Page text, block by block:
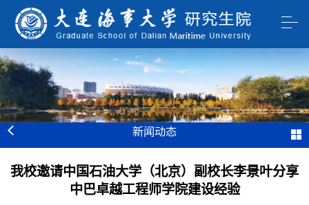
新闻动态
我校邀请中国石油大学（北京）副校长李景叶分享
中巴卓越工程师学院建设经验